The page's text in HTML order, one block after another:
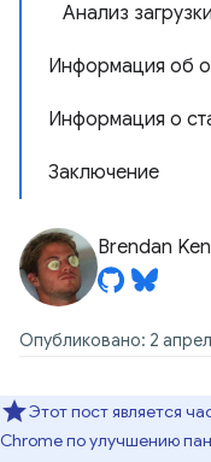
Анализ
Информация об
Информация о
Заключение
Brendan
Опубликовано: 2
Этот пост является
Chrome по улучшению